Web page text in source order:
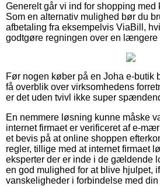
Generelt går vi ind for shopping med
Som en alternativ mulighed bør du
afbetaling fra eksempelvis ViaBill,
godtgøre regningen over en længere
Før nogen køber på en Joha e-butik
få overblik over virksomhedens
er det uden tvivl ikke super
En nemmere løsning kunne måske
internet firmaet er verificeret af e-
et bevis på at online shoppen
regler, tillige med at internet firmaet
eksperter der er inde i de gældende
en god mulighed for at blive hjulpet,
vanskeligheder i forbindelse med